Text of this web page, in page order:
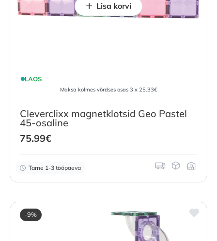
LAOS
Maksa kolmes võrdses osas 3 x 25.33€
Cleverclixx magnetklotsid Geo Pastel
45-osaline
75.99€
Tarne 1-3 tööpäeva
Lisa korvi
-9%